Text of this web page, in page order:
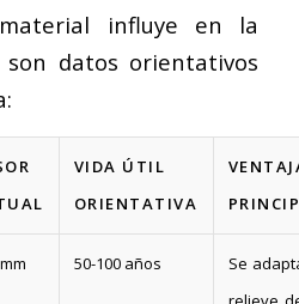
influye en la
son datos orientativos
VIDA ÚTIL
ORIENTATIVA
50-100 años
Se